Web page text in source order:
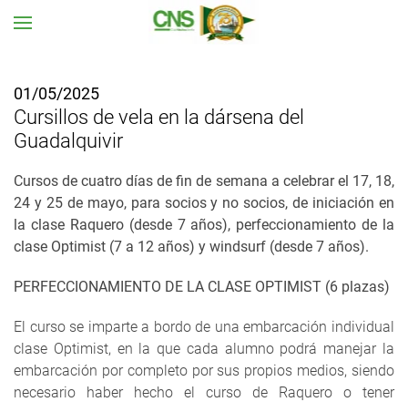
01/05/2025
Cursillos de vela en la dársena del
Guadalquivir
Cursos de cuatro días de fin de semana a celebrar el 17, 18,
24 y 25 de mayo, para socios y no socios, de iniciación en
la clase Raquero (desde 7 años), perfeccionamiento de la
clase Optimist (7 a 12 años) y windsurf (desde 7 años).
PERFECCIONAMIENTO DE LA CLASE OPTIMIST (6 plazas)
El curso se imparte a bordo de una embarcación individual
clase Optimist, en la que cada alumno podrá manejar la
embarcación por completo por sus propios medios, siendo
necesario haber hecho el curso de Raquero o tener